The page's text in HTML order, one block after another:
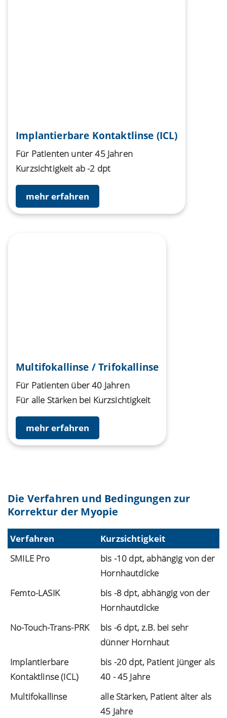
Implantierbare Kontaktlinse (ICL)
Für Patienten unter 45 Jahren
Kurzsichtigkeit ab -2 dpt
mehr erfahren
Multifokallinse / Trifokallinse
Für Patienten über 40 Jahren
Für alle Stärken bei Kurzsichtigkeit
mehr erfahren
Die Verfahren und Bedingungen zur
Korrektur der Myopie
Verfahren
Kurzsichtigkeit
SMILE Pro
bis -10 dpt, abhängig von der
Hornhautdicke
Femto-LASIK
bis -8 dpt, abhängig von der
Hornhautdicke
No-Touch-Trans-PRK
bis -6 dpt, z.B. bei sehr
dünner Hornhaut
Implantierbare
Kontaktlinse (ICL)
bis -20 dpt, Patient jünger als
40 - 45 Jahre
Multifokallinse
alle Stärken, Patient älter als
45 Jahre